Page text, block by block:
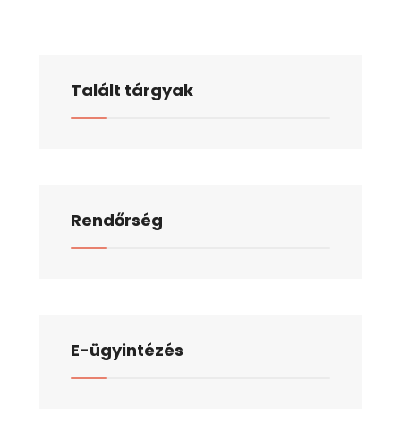
Talált tárgyak
Rendőrség
E-ügyintézés